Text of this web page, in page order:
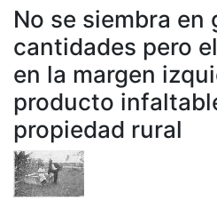
No se siembra en
cantidades pero
en la margen
producto
propiedad rural